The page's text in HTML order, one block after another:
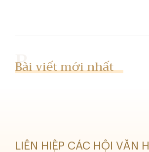
Bài viết mới nhất
LIÊN HIỆP CÁC HỘI VĂN